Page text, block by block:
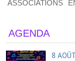
ASSOCIATIONS
AGENDA
8